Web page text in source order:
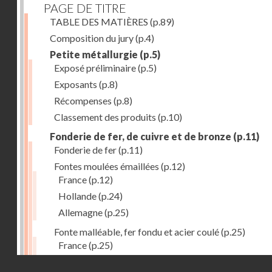
PAGE DE TITRE
TABLE DES MATIÈRES (p.89)
Composition du jury(p.4)
Petite métallurgie (p.5)
Exposé préliminaire(p.5)
Exposants (p.8)
Récompenses (p.8)
Classement des produits (p.10)
Fonderie de fer, de cuivre et de bronze (p.11)
Fonderie de fer(p.11)
Fontes moulées émaillées (p.12)
France(p.12)
Hollande(p.24)
Allemagne(p.25)
Fonte malléable, fer fondu et acier coulé(p.25)
France(p.25)